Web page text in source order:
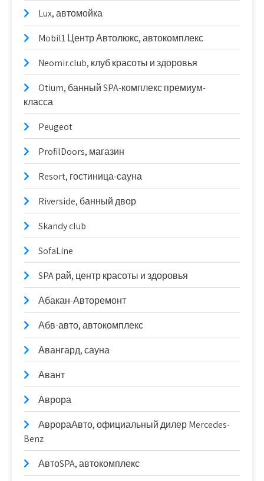
Lux, автомойка
Mobil1 Центр Автолюкс, автокомплекс
Neomir.club, клуб красоты и здоровья
Otium, банный SPA-комплекс премиум-
класса
Peugeot
ProfilDoors, магазин
Resort, гостиница-сауна
Riverside, банный двор
Skandy club
SofaLine
SPA рай, центр красоты и здоровья
Абакан-Авторемонт
Абв-авто, автокомплекс
Авангард, сауна
Авант
Аврора
АврораАвто, официальный дилер Mercedes-
Benz
АвтоSPA, автокомплекс